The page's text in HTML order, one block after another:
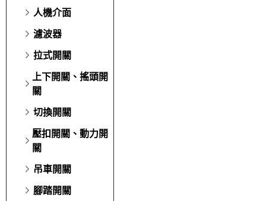
人機介面
濾波器
拉式開關
上下開關、搖頭開
關
切換開關
壓扣開關、動力開
關
吊車開關
腳踏開關